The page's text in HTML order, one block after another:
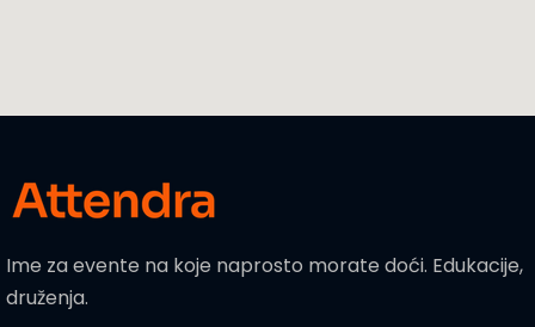
Ime za evente na koje naprosto morate doći. Edukacije,
druženja.